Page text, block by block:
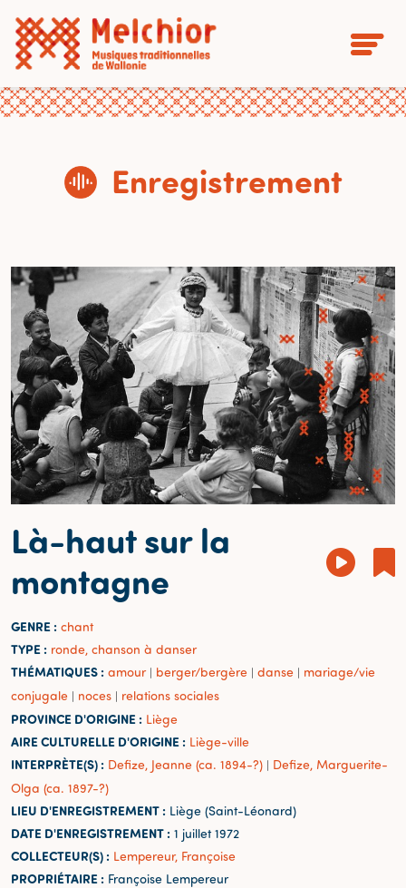
Enregistrement
Là-haut sur la
montagne
GENRE : chant
TYPE : ronde, chanson à danser
THÉMATIQUES : amour | berger/bergère | danse | mariage/vie
conjugale | noces | relations sociales
PROVINCE D'ORIGINE : Liège
AIRE CULTURELLE D'ORIGINE : Liège-ville
INTERPRÈTE(S) : Defize, Jeanne (ca. 1894-?) | Defize, Marguerite-
Olga (ca. 1897-?)
LIEU D'ENREGISTREMENT : Liège (Saint-Léonard)
DATE D'ENREGISTREMENT : 1 juillet 1972
COLLECTEUR(S) : Lempereur, Françoise
PROPRIÉTAIRE : Françoise Lempereur